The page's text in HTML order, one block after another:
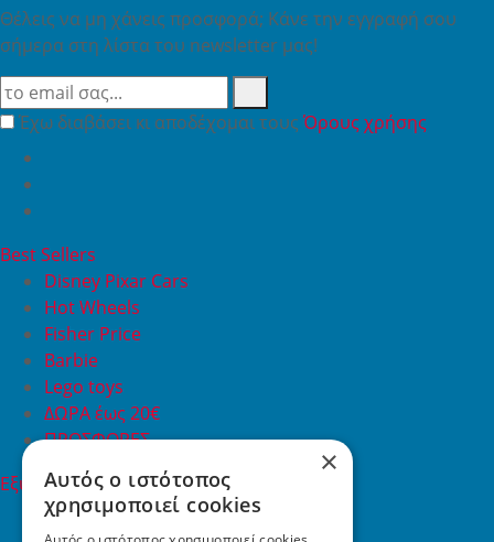
Θέλεις να μη χάνεις προσφορά; Κάνε την εγγραφή σου
σήμερα στη λίστα του newsletter μας!
Έχω διαβάσει κι αποδέχομαι τουςΌρους χρήσης
Best Sellers
Disney Pixar Cars
Hot Wheels
Fisher Price
Barbie
Lego toys
ΔΩΡΑ έως 20€
ΠΡΟΣΦΟΡΕΣ
Εξυπηρέτηση Πελατών
Εξυπηρέτηση πελατών
Συχνές ερωτήσεις
×
Αυτός ο ιστότοπος
χρησιμοποιεί cookies